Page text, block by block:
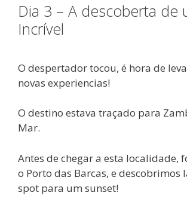
Dia 3 – A descoberta de
Incrível
O despertador tocou, é hora de
novas experiencias!
O destino estava traçado para
Mar.
Antes de chegar a esta localidade,
o Porto das Barcas, e descobrimos
spot para um sunset!